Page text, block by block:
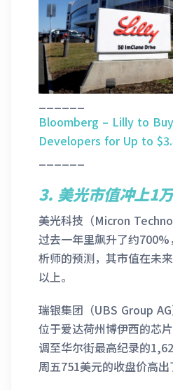
Bloomberg – Lilly to
Developers for Up to
3. 美光市值冲上1
美光科技（Micron
过去一年里飙升了约
析师的预测，其市值在未
以上。
瑞银集团（UBS Group
位于爱达荷州博伊西的芯
调至华尔街最高纪录的
周五751美元的收盘价高出